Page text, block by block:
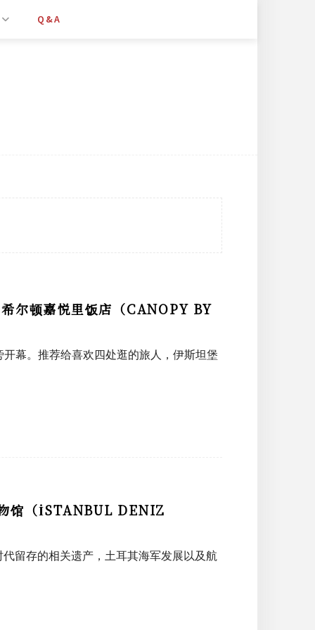
Q&A
尔顿嘉悦里饭店（CANOPY BY
开幕。推荐给喜欢四处逛的旅人，伊斯坦堡
馆（İSTANBUL DENIZ
留存的相关遗产，土耳其海军发展以及航